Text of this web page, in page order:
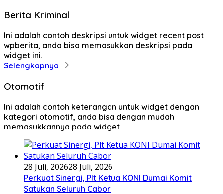
Berita Kriminal
Ini adalah contoh deskripsi untuk widget recent post
wpberita, anda bisa memasukkan deskripsi pada
widget ini.
Selengkapnya
Otomotif
Ini adalah contoh keterangan untuk widget dengan
kategori otomotif, anda bisa dengan mudah
memasukkannya pada widget.
28 Juli, 202628 Juli, 2026
Perkuat Sinergi, Plt Ketua KONI Dumai Komit
Satukan Seluruh Cabor